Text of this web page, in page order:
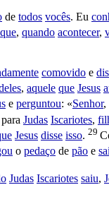
de todos vocês. Eu
que, quando acontecer,
comovido e
, aquele que Jesus
e perguntou: «Senhor,
para Judas Iscariotes,
Jesus disse isso. 29
o pedaço de pão e
Judas Iscariotes saiu,